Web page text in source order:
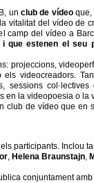
un club de vídeoque,
vitalitat del vídeo de
camp del vídeo a
estenen el seu
projeccions,
videocreadors.
sessions
en la videopoesia o la
club de vídeo que en
participants. Inclou
, Helena Braunstajn,
conjuntament